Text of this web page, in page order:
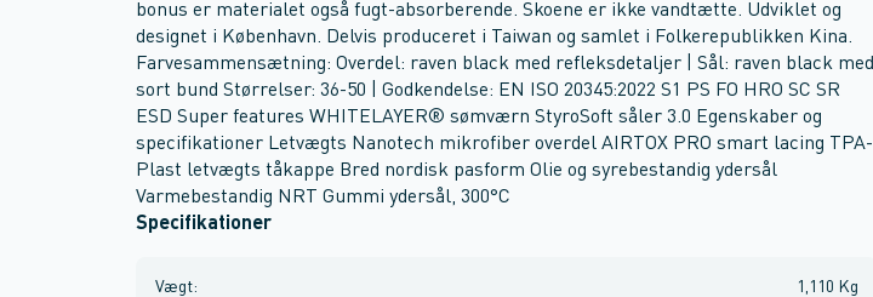
bonus er materialet også fugt-absorberende. Skoene er ikke vandtætte. Udviklet og
designet i København. Delvis produceret i Taiwan og samlet i Folkerepublikken Kina.
Farvesammensætning: Overdel: raven black med refleksdetaljer | Sål: raven black med
sort bund Størrelser: 36-50 | Godkendelse: EN ISO 20345:2022 S1 PS FO HRO SC SR
ESD Super features WHITELAYER® sømværn StyroSoft såler 3.0 Egenskaber og
specifikationer Letvægts Nanotech mikrofiber overdel AIRTOX PRO smart lacing TPA-
Plast letvægts tåkappe Bred nordisk pasform Olie og syrebestandig ydersål
Varmebestandig NRT Gummi ydersål, 300°C
Specifikationer
Vægt: 1,110 Kg